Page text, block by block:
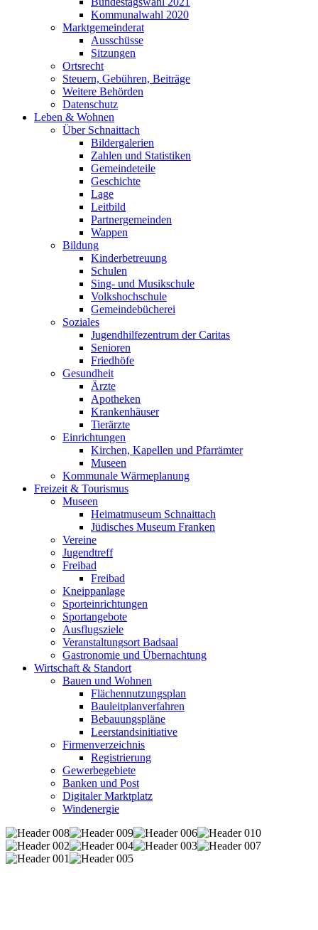
Kommunalwahl 2020
Marktgemeinderat
Ausschüsse
Sitzungen
Ortsrecht
Steuern, Gebühren, Beiträge
Weitere Behörden
Datenschutz
Leben & Wohnen
Über Schnaittach
Bildergalerien
Zahlen und Statistiken
Gemeindeteile
Geschichte
Lage
Leitbild
Partnergemeinden
Wappen
Bildung
Kinderbetreuung
Schulen
Sing- und Musikschule
Volkshochschule
Gemeindebücherei
Soziales
Jugendhilfezentrum der Caritas
Senioren
Friedhöfe
Gesundheit
Ärzte
Apotheken
Krankenhäuser
Tierärzte
Einrichtungen
Kirchen, Kapellen und Pfarrämter
Museen
Kommunale Wärmeplanung
Freizeit & Tourismus
Museen
Heimatmuseum Schnaittach
Jüdisches Museum Franken
Vereine
Jugendtreff
Freibad
Freibad
Kneippanlage
Sporteinrichtungen
Sportangebote
Ausflugsziele
Veranstaltungsort Badsaal
Gastronomie und Übernachtung
Wirtschaft & Standort
Bauen und Wohnen
Flächennutzungsplan
Bauleitplanverfahren
Bebauungspläne
Leerstandsinitiative
Firmenverzeichnis
Registrierung
Gewerbegebiete
Banken und Post
Digitaler Marktplatz
Windenergie